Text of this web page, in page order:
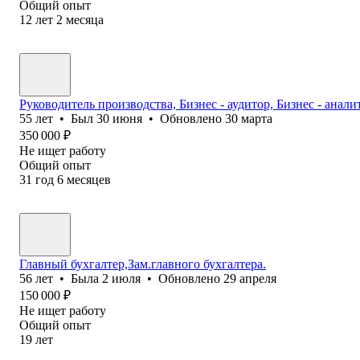
Общий опыт
12 лет 2 месяца
Руководитель производства, Бизнес - аудитор, Бизнес -
55 лет • Был 30 июня • Обновлено 30 марта
350 000 ₽
Не ищет работу
Общий опыт
31 год 6 месяцев
Главный бухгалтер,Зам.главного бухгалтера.
56 лет • Была 2 июля • Обновлено 29 апреля
150 000 ₽
Не ищет работу
Общий опыт
19 лет